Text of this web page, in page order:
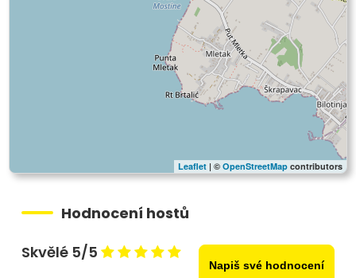
Leaflet | ©OpenStreetMap contributors
Hodnocení hostů
Skvělé 5/5
Napiš své hodnocení